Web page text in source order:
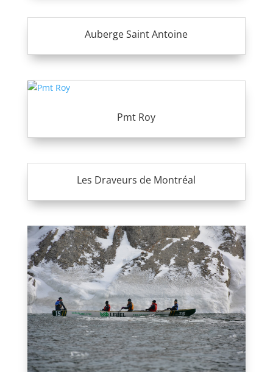
Auberge Saint Antoine
Pmt Roy
Les Draveurs de Montréal